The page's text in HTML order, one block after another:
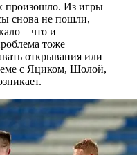
произошло. Из игры
снова не пошли,
– что и
тоже
открывания или
с Яциком, Шолой,